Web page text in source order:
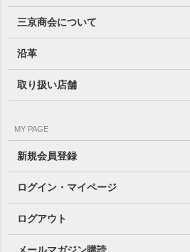
三京商会について
沿革
取り扱い店舗
MY PAGE
新規会員登録
ログイン・マイページ
ログアウト
メールマガジン購読